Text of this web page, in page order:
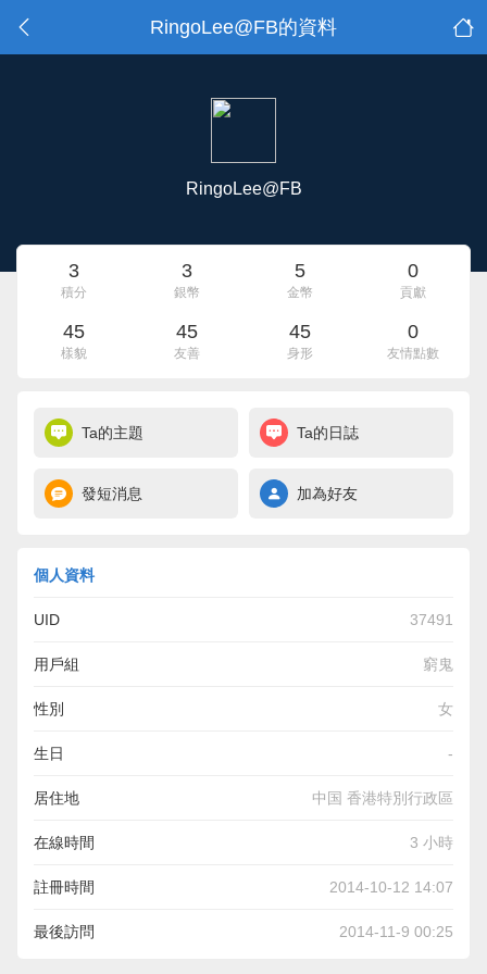
RingoLee@FB的資料
RingoLee@FB
3
積分
3
銀幣
5
金幣
0
貢獻
45
樣貌
45
友善
45
身形
0
友情點數
Ta的主題 Ta的日誌
發短消息 加為好友
個人資料
UID 37491
用戶組 窮鬼
性別 女
生日 -
居住地 中国 香港特別行政區
在線時間 3 小時
註冊時間 2014-10-12 14:07
最後訪問 2014-11-9 00:25